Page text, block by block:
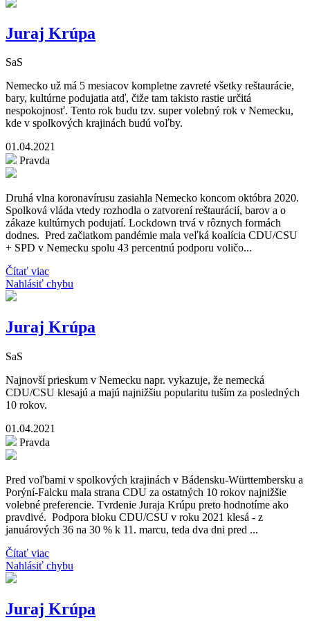
Juraj Krúpa
SaS
Nemecko už má 5 mesiacov kompletne zavreté všetky reštaurácie,
bary, kultúrne podujatia atď, čiže tam takisto rastie určitá
nespokojnosť. Tento rok budu tzv. super volebný rok v Nemecku,
kde v spolkových krajinách budú voľby.
01.04.2021
Pravda
Druhá vlna koronavírusu zasiahla Nemecko koncom októbra 2020.
Spolková vláda vtedy rozhodla o zatvorení reštaurácií, barov a o
zákaze kultúrnych podujatí. Lockdown trvá v rôznych formách
dodnes. Pred začiatkom pandémie mala veľká koalícia CDU/CSU
+ SPD v Nemecku spolu 43 percentnú podporu voličo...
Čítať viac
Nahlásiť chybu
Juraj Krúpa
SaS
Najnovší prieskum v Nemecku napr. vykazuje, že nemecká
CDU/CSU klesajú a majú najnižšiu popularitu tuším za posledných
10 rokov.
01.04.2021
Pravda
Pred voľbami v spolkových krajinách v Bádensku-Württembersku a
Porýní-Falcku mala strana CDU za ostatných 10 rokov najnižšie
volebné preferencie. Tvrdenie Juraja Krúpu preto hodnotíme ako
pravdivé. Podpora bloku CDU/CSU v roku 2021 klesá - z
januárových 36 na 30 % k 11. marcu, teda dva dni pred ...
Čítať viac
Nahlásiť chybu
Juraj Krúpa